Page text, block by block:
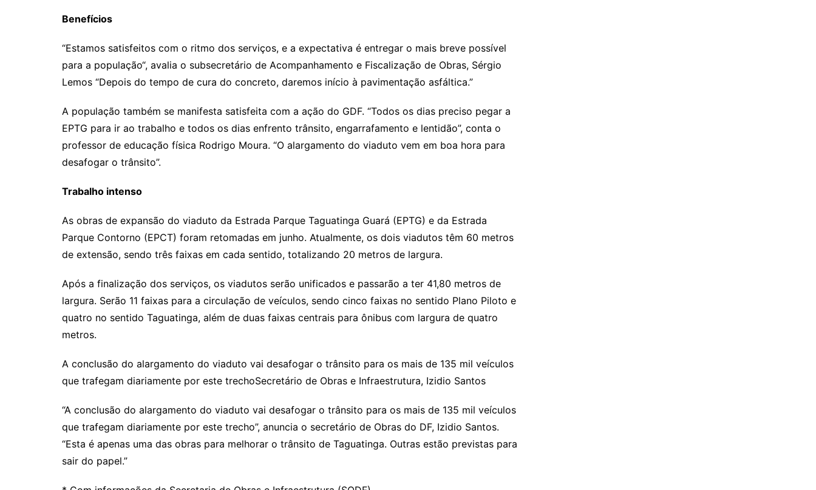
Benefícios
“Estamos satisfeitos com o ritmo dos serviços, e a expectativa é entregar o mais breve possível
para a população“, avalia o subsecretário de Acompanhamento e Fiscalização de Obras, Sérgio
Lemos “Depois do tempo de cura do concreto, daremos início à pavimentação asfáltica.”
A população também se manifesta satisfeita com a ação do GDF. “Todos os dias preciso pegar a
EPTG para ir ao trabalho e todos os dias enfrento trânsito, engarrafamento e lentidão”, conta o
professor de educação física Rodrigo Moura. “O alargamento do viaduto vem em boa hora para
desafogar o trânsito”.
Trabalho intenso
As obras de expansão do viaduto da Estrada Parque Taguatinga Guará (EPTG) e da Estrada
Parque Contorno (EPCT) foram retomadas em junho. Atualmente, os dois viadutos têm 60 metros
de extensão, sendo três faixas em cada sentido, totalizando 20 metros de largura.
Após a finalização dos serviços, os viadutos serão unificados e passarão a ter 41,80 metros de
largura. Serão 11 faixas para a circulação de veículos, sendo cinco faixas no sentido Plano Piloto e
quatro no sentido Taguatinga, além de duas faixas centrais para ônibus com largura de quatro
metros.
A conclusão do alargamento do viaduto vai desafogar o trânsito para os mais de 135 mil veículos
que trafegam diariamente por este trechoSecretário de Obras e Infraestrutura, Izidio Santos
“A conclusão do alargamento do viaduto vai desafogar o trânsito para os mais de 135 mil veículos
que trafegam diariamente por este trecho”, anuncia o secretário de Obras do DF, Izidio Santos.
“Esta é apenas uma das obras para melhorar o trânsito de Taguatinga. Outras estão previstas para
sair do papel.”